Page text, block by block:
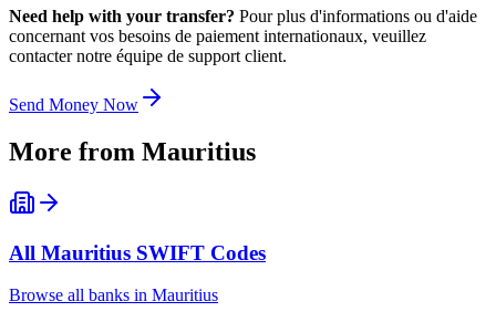
Need help with your transfer? Pour plus d'informations ou d'aide
concernant vos besoins de paiement internationaux, veuillez
contacter notre équipe de support client.
Send Money Now
More from Mauritius
All Mauritius SWIFT Codes
Browse all banks in Mauritius